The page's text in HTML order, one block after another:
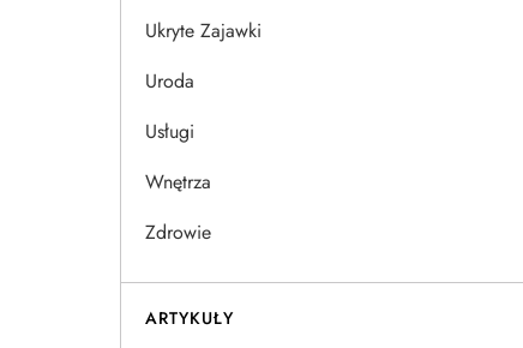
Ukryte Zajawki
Uroda
Usługi
Wnętrza
Zdrowie
ARTYKUŁY